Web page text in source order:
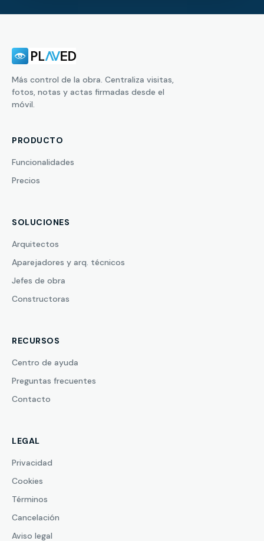
Más control de la obra. Centraliza visitas,
fotos, notas y actas firmadas desde el
móvil.
PRODUCTO
Funcionalidades
Precios
SOLUCIONES
Arquitectos
Aparejadores y arq. técnicos
Jefes de obra
Constructoras
RECURSOS
Centro de ayuda
Preguntas frecuentes
Contacto
LEGAL
Privacidad
Cookies
Términos
Cancelación
Aviso legal